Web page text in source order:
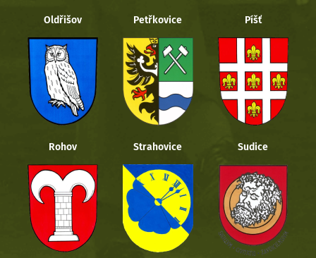
Oldřišov Petřkovice Píšť
Rohov Strahovice Sudice